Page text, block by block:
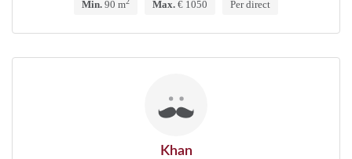
Min. 90 m Max. € 1050 Per direct
Khan